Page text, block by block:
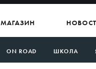
МАГАЗИН
ON ROAD ШКОЛА